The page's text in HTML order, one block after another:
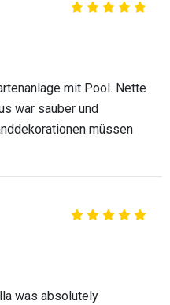
mit Pool. Nette
war sauber und
müssen
was absolutely